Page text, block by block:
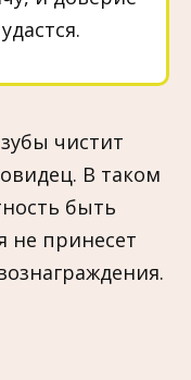
чистит
В таком
быть
не принесет